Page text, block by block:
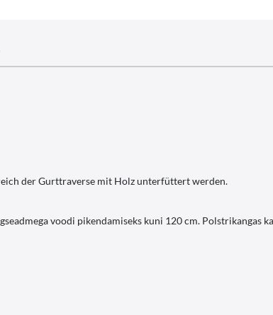
der Gurttraverse mit Holz unterfüttert werden.
voodi pikendamiseks kuni 120 cm.